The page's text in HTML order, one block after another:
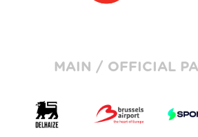
MAIN / OFFICIAL